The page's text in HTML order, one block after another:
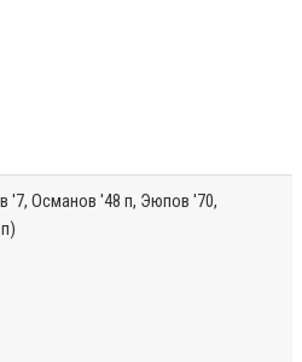
'7, Османов '48 п, Эюпов '70,